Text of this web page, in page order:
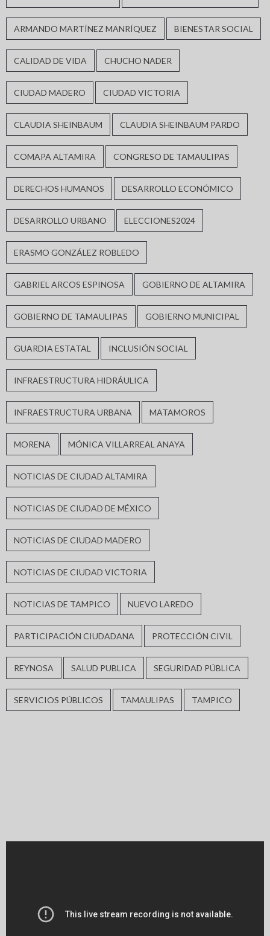
ARMANDO MARTÍNEZ MANRÍQUEZ BIENESTAR SOCIAL
CALIDAD DE VIDA CHUCHO NADER
CIUDAD MADERO CIUDAD VICTORIA
CLAUDIA SHEINBAUM CLAUDIA SHEINBAUM PARDO
COMAPA ALTAMIRA CONGRESO DE TAMAULIPAS
DERECHOS HUMANOS DESARROLLO ECONÓMICO
DESARROLLO URBANO ELECCIONES2024
ERASMO GONZÁLEZ ROBLEDO
GABRIEL ARCOS ESPINOSA GOBIERNO DE ALTAMIRA
GOBIERNO DE TAMAULIPAS GOBIERNO MUNICIPAL
GUARDIA ESTATAL INCLUSIÓN SOCIAL
INFRAESTRUCTURA HIDRÁULICA
INFRAESTRUCTURA URBANA MATAMOROS
MORENA MÓNICA VILLARREAL ANAYA
NOTICIAS DE CIUDAD ALTAMIRA
NOTICIAS DE CIUDAD DE MÉXICO
NOTICIAS DE CIUDAD MADERO
NOTICIAS DE CIUDAD VICTORIA
NOTICIAS DE TAMPICO NUEVO LAREDO
PARTICIPACIÓN CIUDADANA PROTECCIÓN CIVIL
REYNOSA SALUD PUBLICA SEGURIDAD PÚBLICA
SERVICIOS PÚBLICOS TAMAULIPAS TAMPICO